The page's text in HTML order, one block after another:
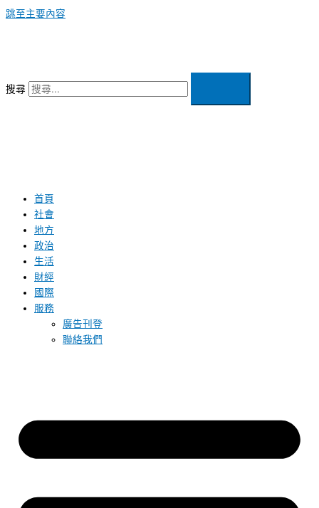
跳至主要內容
搜尋
首頁
社會
地方
政治
生活
財經
國際
服務
廣告刊登
聯絡我們